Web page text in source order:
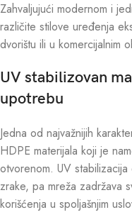
Zahvaljujući modernom i
različite stilove uređenja
dvorištu ili u komercijalnim
UV stabilizovan
upotrebu
Jedna od najvažnijih
HDPE materijala koji je
otvorenom. UV
zrake, pa mreža zadržava
korišćenja u spoljašnjim